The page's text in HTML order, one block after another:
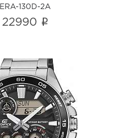
ERA-130D-2A
22990 i
Edifice
ERA-130D-1A